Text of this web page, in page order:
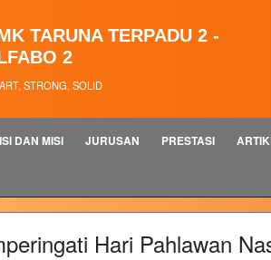
TARUNA TERPADU 2 -
2
STRONG, SOLID
DAN MISI JURUSAN PRESTASI
Hari Pahlawan